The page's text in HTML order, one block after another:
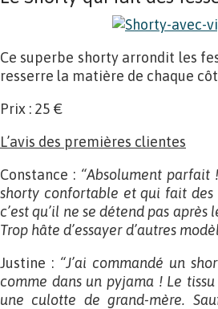
Ce superbe shorty arrondit les
resserre la matière de chaque
Prix : 25 €
L’avis des premières clientes
Constance : “Absolument parfait
shorty confortable et qui fait
c’est qu’il ne se détend pas
Trop hâte d’essayer d’autres
Justine : “J’ai commandé un
comme dans un pyjama ! Le
une culotte de grand-mère.